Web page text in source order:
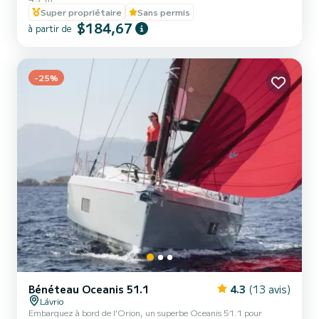
vous accueillir sur notre bateau !
Super propriétaire
Sans permis
à partir de $184,67
-25%
Bénéteau Oceanis 51.1 4.3 (13 avis)
Lávrio
Embarquez à bord de l'Orion, un superbe Oceanis 51.1 pour